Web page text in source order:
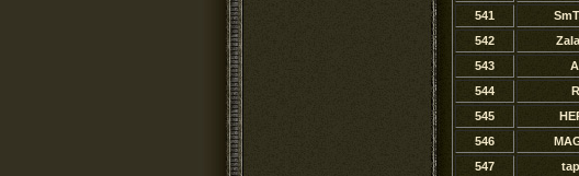
541
542
543
544
545
546
547